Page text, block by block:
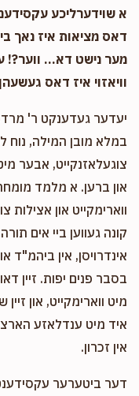
$50.00
א שוידערליכע
דאס מציאות איז נאך
מער נישט דא... ווער?!
וויאזוי איז דאס
יעדער געדענקט ר'
במלא מובן המילה, נוח
צוגעלאזנקייט, אבער
און ברען. א מלמד
ווארימקייט און אצילות
קונה געווען ביי אים
אינדרויסן, אין ביהמ"ד
בסבר פנים יפות. זיין
מיט ווארימקייט, און
איד מיט ענדלאזע
אין זכרון.
דער ביטערער